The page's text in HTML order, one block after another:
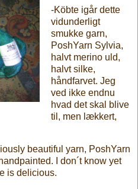
-Köbte igår dette
vidunderligt
smukke garn,
PoshYarn Sylvia,
halvt merino uld,
halvt silke,
håndfarvet. Jeg
ved ikke endnu
hvad det skal blive
til, men lækkert,
beautiful yarn, PoshYarn
I don´t know yet
is delicious.